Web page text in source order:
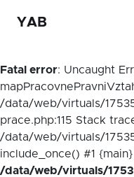
YAB
Fatal error: Uncaught
/data/web/virtuals/
prace.php:115 Stack
/data/web/virtuals/
include_once() #1
/data/web/virtuals/